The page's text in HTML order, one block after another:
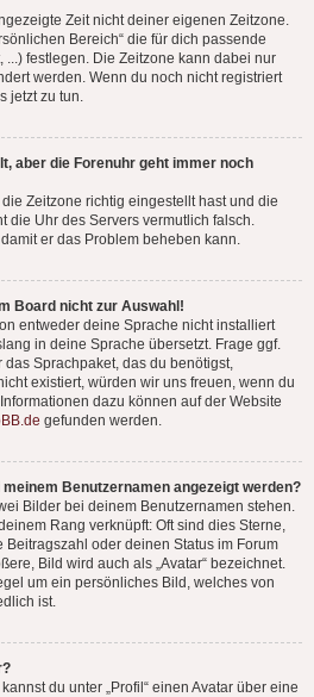
Zeit nicht deiner eigenen Zeitzone.
Bereich“ die für dich passende
festlegen. Die Zeitzone kann dabei nur
werden. Wenn du noch nicht registriert
jetzt zu tun.
aber die Forenuhr geht immer noch
Zeitzone richtig eingestellt hast und die
die Uhr des Servers vermutlich falsch.
er das Problem beheben kann.
Board nicht zur Auswahl!
entweder deine Sprache nicht installiert
in deine Sprache übersetzt. Frage ggf.
Sprachpaket, das du benötigst,
existiert, würden wir uns freuen, wenn du
dazu können auf der Website
gefunden werden.
Benutzernamen angezeigt werden?
Bilder bei deinem Benutzernamen stehen.
Rang verknüpft: Oft sind dies Sterne,
Beitragszahl oder deinen Status im Forum
Bild wird auch als „Avatar“ bezeichnet.
um ein persönliches Bild, welches von
ist.
du unter „Profil“ einen Avatar über eine